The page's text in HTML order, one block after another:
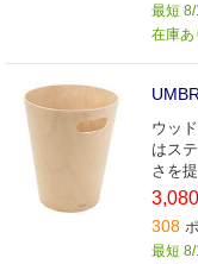
最短
在庫あ
ウッ
はス
さを
3,080
308
最短